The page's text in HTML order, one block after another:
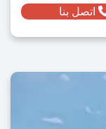
اتصل بنا